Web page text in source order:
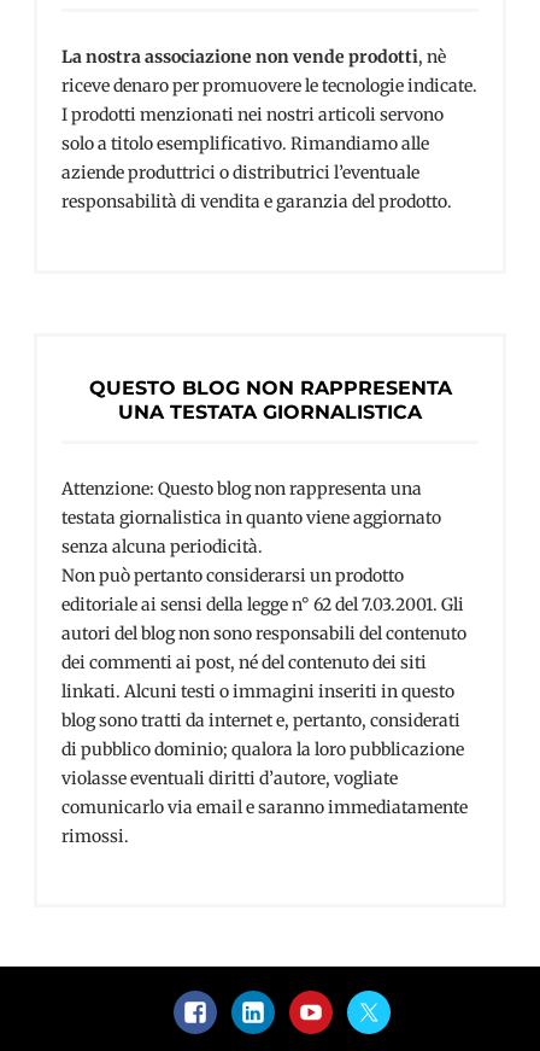
La nostra associazione non vende prodotti, nè
riceve denaro per promuovere le tecnologie indicate.
I prodotti menzionati nei nostri articoli servono
solo a titolo esemplificativo. Rimandiamo alle
aziende produttrici o distributrici l’eventuale
responsabilità di vendita e garanzia del prodotto.
QUESTO BLOG NON RAPPRESENTA
UNA TESTATA GIORNALISTICA
Attenzione: Questo blog non rappresenta una
testata giornalistica in quanto viene aggiornato
senza alcuna periodicità.
Non può pertanto considerarsi un prodotto
editoriale ai sensi della legge n° 62 del 7.03.2001. Gli
autori del blog non sono responsabili del contenuto
dei commenti ai post, né del contenuto dei siti
linkati. Alcuni testi o immagini inseriti in questo
blog sono tratti da internet e, pertanto, considerati
di pubblico dominio; qualora la loro pubblicazione
violasse eventuali diritti d’autore, vogliate
comunicarlo via email e saranno immediatamente
rimossi.
FacebookLinkedInYouTubeTwitter